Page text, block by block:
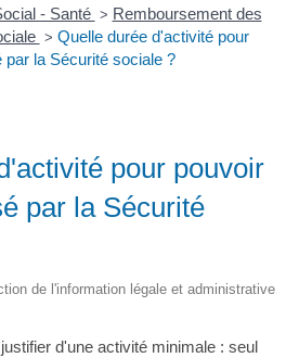
- Santé > Remboursement des
> Quelle durée d'activité pour
la Sécurité sociale ?
pour pouvoir
par la Sécurité
de l'information légale et administrative
d'une activité minimale : seul